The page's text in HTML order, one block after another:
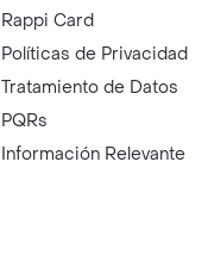
Rappi Card
Políticas de Privacidad
Tratamiento de Datos
PQRs
Información Relevante